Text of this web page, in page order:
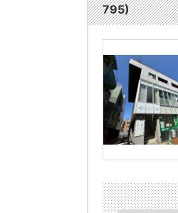
795)